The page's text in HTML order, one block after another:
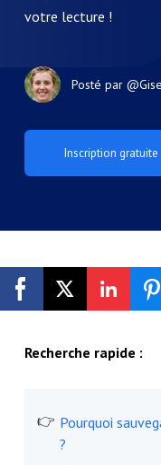
votre lecture !
Posté par
Recherche rapide :
Pourquoi
?